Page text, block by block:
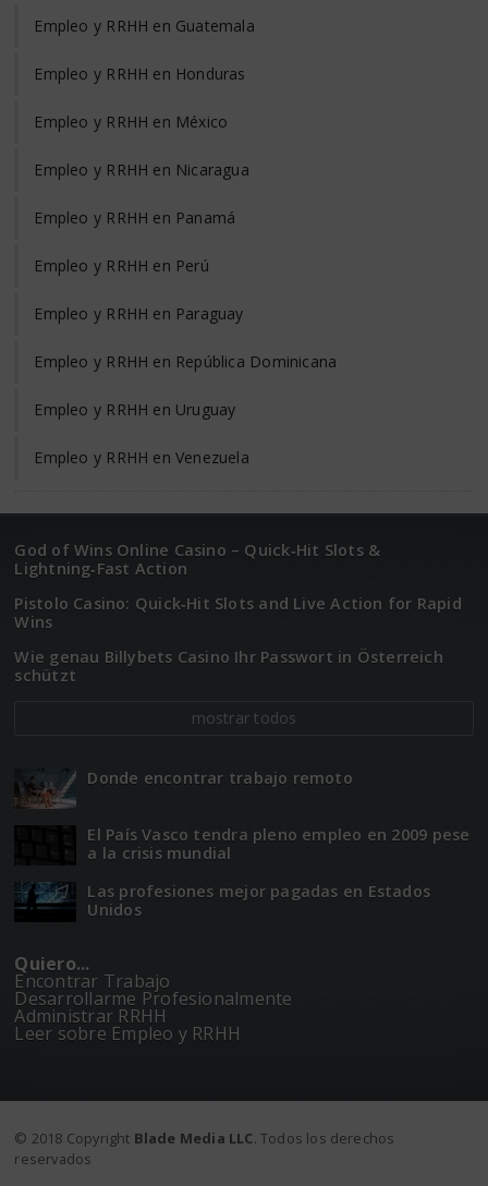
Empleo y RRHH en Guatemala
Empleo y RRHH en Honduras
Empleo y RRHH en México
Empleo y RRHH en Nicaragua
Empleo y RRHH en Panamá
Empleo y RRHH en Perú
Empleo y RRHH en Paraguay
Empleo y RRHH en República Dominicana
Empleo y RRHH en Uruguay
Empleo y RRHH en Venezuela
God of Wins Online Casino – Quick‑Hit Slots &
Lightning‑Fast Action
Pistolo Casino: Quick‑Hit Slots and Live Action for Rapid
Wins
Wie genau Billybets Casino Ihr Passwort in Österreich
schützt
mostrar todos
Donde encontrar trabajo remoto
El Paí­­s Vasco tendra pleno empleo en 2009 pese
a la crisis mundial
Las profesiones mejor pagadas en Estados
Unidos
Quiero...
Encontrar Trabajo
Desarrollarme Profesionalmente
Administrar RRHH
Leer sobre Empleo y RRHH
© 2018 Copyright Blade Media LLC. Todos los derechos
reservados